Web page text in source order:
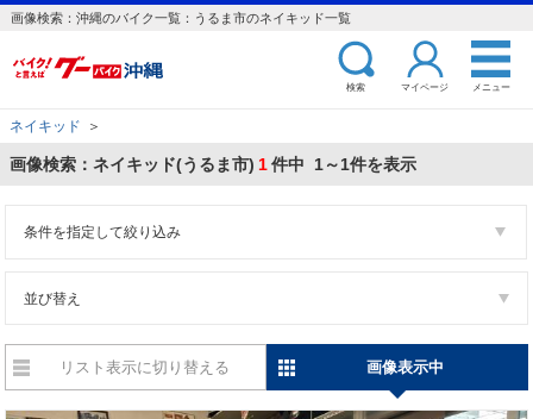
画像検索：沖縄のバイク一覧：うるま市のネイキッド一覧
検索 マイページ メニュー
ネイキッド ＞
画像検索：ネイキッド(うるま市) 1件中 1～1件を表示
条件を指定して絞り込み
並び替え
リスト表示に切り替える 画像表示中